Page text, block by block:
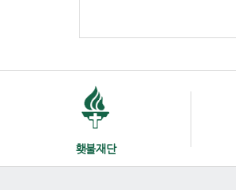
횃불재단